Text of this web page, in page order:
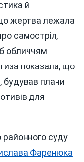
й
жертва лежала
самостріл,
обличчям
показала, що
будував плани
для
районного суду
Фаренюка